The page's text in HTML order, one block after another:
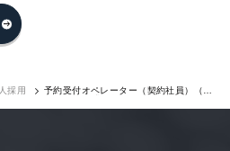
採用
予約受付オペレーター（契約社員）（永